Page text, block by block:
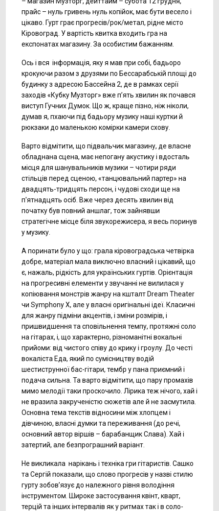
прайс – нуль гривень нуль копійок, має бути весело і
цікаво. Гурт грає прогресів/рок/метал, рідне місто
Кіровоград. У вартість квитка входить гра на
експонатах магазину. За особистим бажанням.
Ось і вся інформація, яку я мав при собі, бадьоро
крокуючи разом з друзями по Бессарабській площі до
будинку з адресою Баcсейна 2, де в рамках серії
заходів «Кубку Музторг» вже п’ять хвилин як почався
виступ Гучних Думок. Що ж, краще пізно, ніж ніколи,
думав я, пхаючи під бадьору музику наші куртки й
рюкзаки до маленькою комірки камери схову.
Варто відмітити, що підвальчик магазину, де власне
обладнана сцена, має непогану акустику і вдосталь
місця для шанувальників музики – чотири ряди
стільців перед сценою, «танцювальний партер» на
двадцять-тридцять персон, і чудові сходи ще на
п'ятнадцять осіб. Вже через десять хвилин від
початку був повний аншлаг, тож зайнявши
стратегічне місце біля звукорежисера, я весь поринув
у музику.
А поринати було у що: грала кіровоградська четвірка
добре, матеріал мала виключно власний і цікавий, що
є, нажаль, рідкість для українських гуртів. Орієнтація
на прогресивні елементи у звучанні не вилилася у
копіювання монстрів жанру на кшталт Dream Theater
чи Symphony X, але у власні оригінальні ідеї. Класичні
для жанру підміни акцентів, і зміни розмірів, і
пришвидшення та сповільнення темпу, протяжні соло
на гітарах, і, що характерно, різноманітні вокальні
прийоми: від чистого співу до крику і гроулу. До честі
вокаліста Еда, який по сумісництву водій
шестиструнної бас-гітари, тембр у пана приємний і
подача сильна. Та варто відмітити, що пару промахів
мимо мелодії таки проскочило. Лірика теж нічого, хай і
не вразила закрученістю сюжетів але й не засмутила.
Основна тема текстів відносини між хлопцем і
дівчиною, власні думки та переживання (до речі,
основний автор віршів – барабанщик Слава). Хай і
затертий, але безпрограшний варіант.
Не викликала нарікань і техніка гри гітаристів. Сашко
та Сергій показали, що слово прогресів у назві стилю
гурту зобов’язує до належного рівня володіння
інструментом. Широке застосування квінт, кварт,
терцій та інших інтервалів як у ритмах так і в соло-